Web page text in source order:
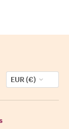
EUR (€)